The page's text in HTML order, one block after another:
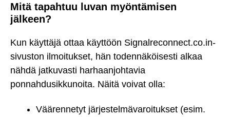
Mitä tapahtuu luvan myöntämisen
jälkeen?
Kun käyttäjä ottaa käyttöön Signalreconnect.co.in-
sivuston ilmoitukset, hän todennäköisesti alkaa
nähdä jatkuvasti harhaanjohtavia
ponnahdusikkunoita. Näitä voivat olla:
Väärennetyt järjestelmävaroitukset (esim.